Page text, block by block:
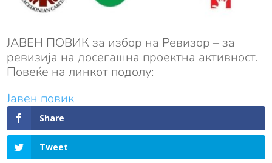
ЈАВЕН ПОВИК за избор на Ревизор – за
ревизија на досегашна проектна активност.
Повеќе на линкот подолу:
Јавен повик
Share
Tweet